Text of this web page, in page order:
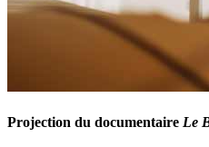
Projection du documentaire Le